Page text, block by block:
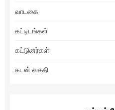
வாடகை
கட்டிடங்கள்
கட்டுனர்கள்
கடன் வசதி